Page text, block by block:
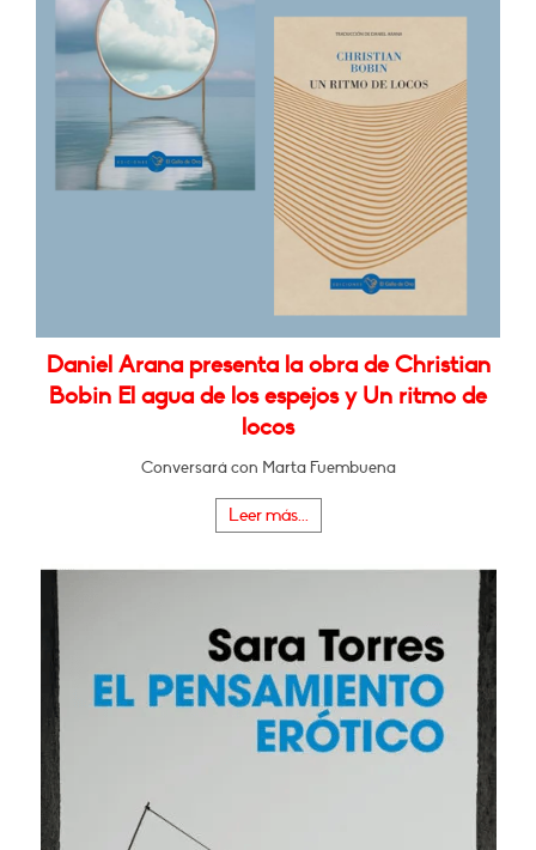
Daniel Arana presenta la obra de Christian
Bobin El agua de los espejos y Un ritmo de
locos
Conversará con Marta Fuembuena
Leer más...